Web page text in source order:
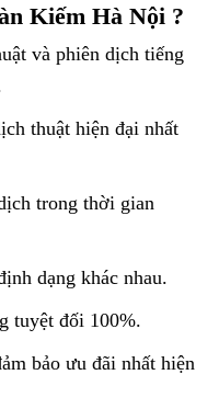
Kiếm Hà Nội ?
và phiên dịch tiếng
thuật hiện đại nhất
trong thời gian
dạng khác nhau.
tuyệt đối 100%.
bảo ưu đãi nhất hiện